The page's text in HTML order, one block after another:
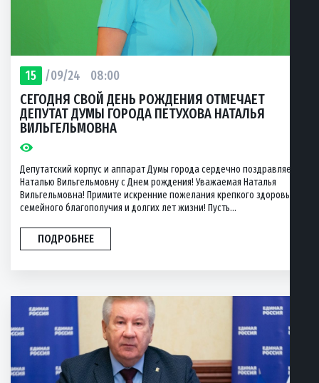
15 /09/24 08:00
СЕГОДНЯ СВОЙ ДЕНЬ РОЖДЕНИЯ ОТМЕЧАЕТ
ДЕПУТАТ ДУМЫ ГОРОДА ПЕТУХОВА НАТАЛЬЯ
ВИЛЬГЕЛЬМОВНА
Депутатский корпус и аппарат Думы города сердечно поздравляет
Наталью Вильгельмовну с Днем рождения! Уважаемая Наталья
Вильгельмовна! Примите искренние пожелания крепкого здоровья,
семейного благополучия и долгих лет жизни! Пусть...
ПОДРОБНЕЕ